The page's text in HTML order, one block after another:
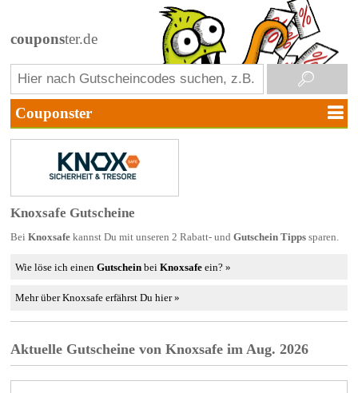
couponster.de
Knoxsafe Gutscheine
Bei Knoxsafekannst Du mit unseren 2 Rabatt- und Gutschein Tippssparen.
Wie löse ich einenGutschein beiKnoxsafe ein? »
Mehr über Knoxsafe erfährst Du hier »
Aktuelle Gutscheine von Knoxsafe im Aug. 2026